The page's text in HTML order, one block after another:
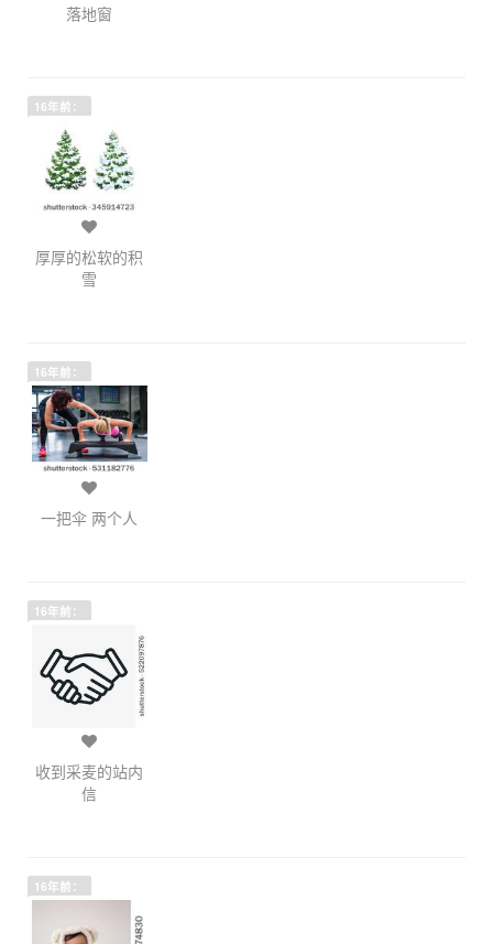
落地窗
16年前：
厚厚的松软的积
雪
16年前：
一把伞 两个人
16年前：
收到采麦的站内
信
16年前：